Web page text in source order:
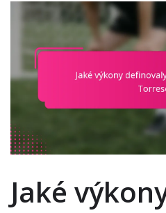
Jaké